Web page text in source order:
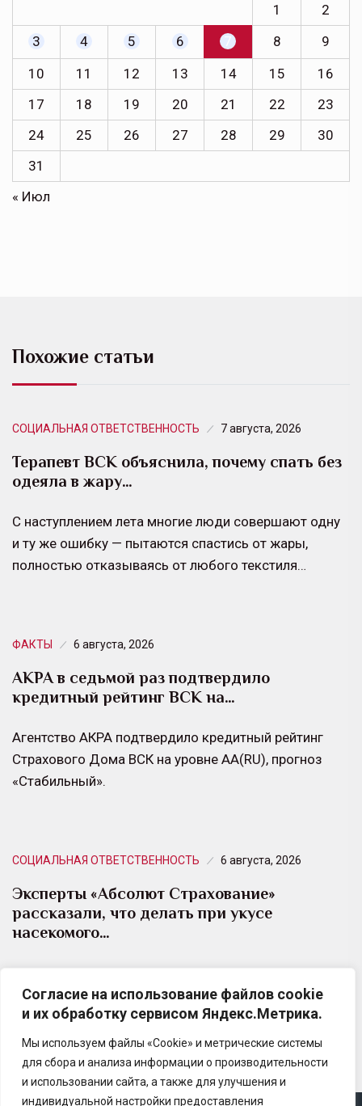
Согласие на использование файлов cookie
и их обработку сервисом Яндекс.Метрика.
Мы используем файлы «Cookie» и метрические системы
для сбора и анализа информации о производительности
и использовании сайта, а также для улучшения и
индивидуальной настройки предоставления
1
2
3
4 5 6 7 8
9
10
11 12 13 14 15
16
17
18 19 20 21 22
23
24
25 26 27 28 29
30
31
« Июл
Похожие статьи
СОЦИАЛЬНАЯ ОТВЕТСТВЕННОСТЬ 7 августа, 2026
Терапевт ВСК объяснила, почему спать без
одеяла в жару…
С наступлением лета многие люди совершают одну
и ту же ошибку — пытаются спастись от жары,
полностью отказываясь от любого текстиля…
ФАКТЫ 6 августа, 2026
АКРА в седьмой раз подтвердило
кредитный рейтинг ВСК на…
Агентство АКРА подтвердило кредитный рейтинг
Страхового Дома ВСК на уровне АА(RU), прогноз
«Стабильный».
СОЦИАЛЬНАЯ ОТВЕТСТВЕННОСТЬ 6 августа, 2026
Эксперты «Абсолют Страхование»
рассказали, что делать при укусе
насекомого…
Август — один из самых популярных месяцев для
путешествий и одновременно период высокой
активности ос, пчел и других насекомых.